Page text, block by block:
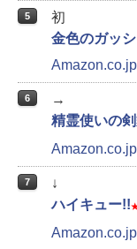
5
初
金色のガッ
6
→
精霊使いの
7
↓
ハイキュー!!